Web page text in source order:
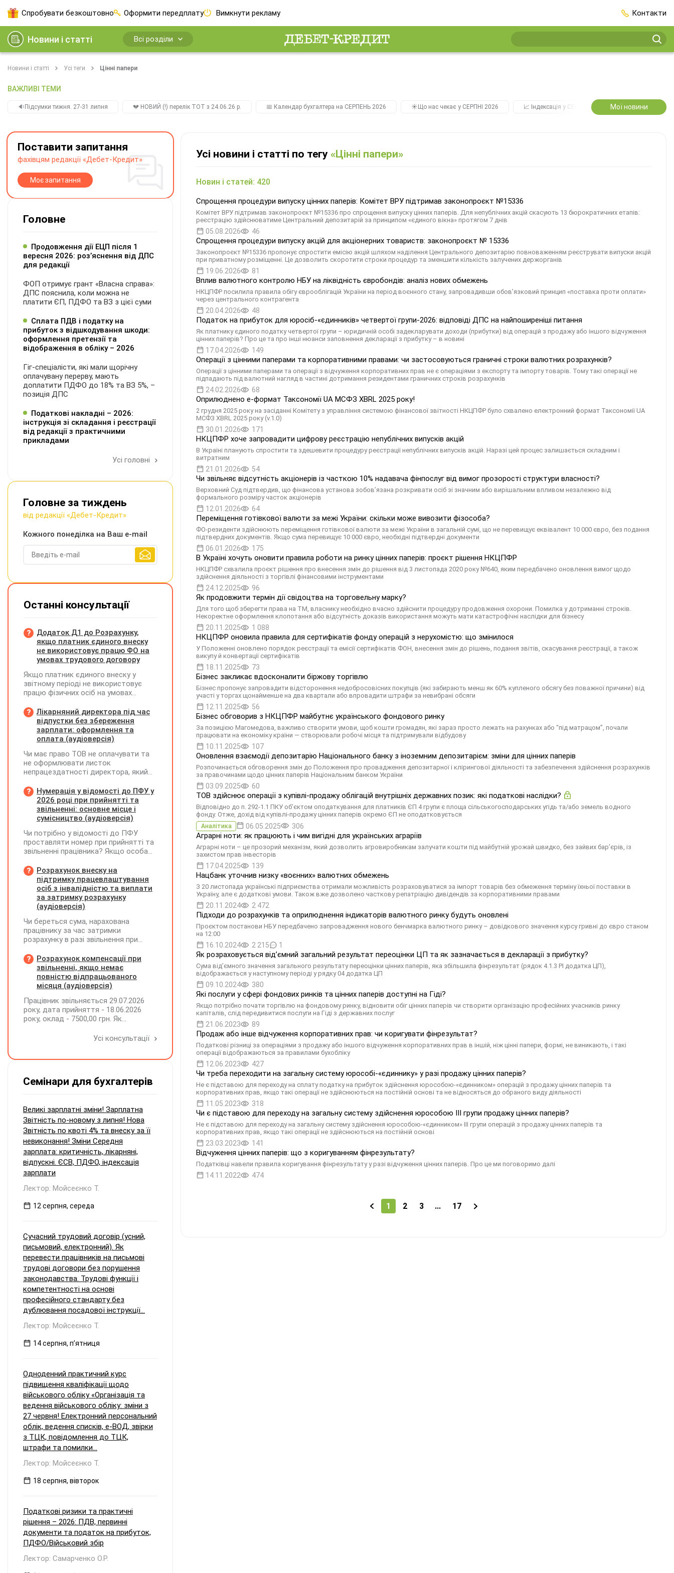
Спробувати безкоштовно Оформити передплату Вимкнути рекламу Контакти
Новини і статті Всі розділи
Новини і статті Усі теги Цінні папери
ВАЖЛИВІ ТЕМИ
🔉Підсумки тижня. 27-31 липня 💔 НОВИЙ (!) перелік ТОТ з 24.06.26 р. 📅 Календар бухгалтера на СЕРПЕНЬ 2026 ☀️Що нас чекає у СЕРПНІ 2026 📈 Індексація у СЕРПНІ 2️⃣0️⃣2️⃣7️⃣ Усі
Мої новини
Усі новини і статті по тегу «Цінні папери»
Новин і статей: 420
Спрощення процедури випуску цінних паперів: Комітет ВРУ підтримав законопроєкт №15336
Комітет ВРУ підтримав законопроєкт №15336 про спрощення випуску цінних паперів. Для непублічних акцій скасують 13 бюрократичних етапів:
реєстрацію здійснюватиме Центральний депозитарій за принципом «єдиного вікна» протягом 7 днів
05.08.2026 46
Спрощення процедури випуску акцій для акціонерних товариств: законопроєкт № 15336
Законопроєкт №15336 пропонує спростити емісію акцій шляхом наділення Центрального депозитарію повноваженням реєструвати випуски акцій
при приватному розміщенні. Це дозволить скоротити строки процедур та зменшити кількість залучених держорганів
19.06.2026 81
Вплив валютного контролю НБУ на ліквідність євробондів: аналіз нових обмежень
НКЦПФР посилила правила обігу єврооблігацій України на період воєнного стану, запровадивши обов’язковий принцип «поставка проти оплати»
через центрального контрагента
20.04.2026 48
Податок на прибуток для юросіб-«єдинників» четвертої групи-2026: відповіді ДПС на найпоширеніші питання
Як платнику єдиного податку четвертої групи – юридичній особі задекларувати доходи (прибутки) від операцій з продажу або іншого відчуження
цінних паперів? Про це та про інші нюанси заповнення декларації з прибутку – в новині
17.04.2026 149
Операції з цінними паперами та корпоративними правами: чи застосовуються граничні строки валютних розрахунків?
Операції з цінними паперами та операції з відчуження корпоративних прав не є операціями з експорту та імпорту товарів. Тому такі операції не
підпадають під валютний нагляд в частині дотримання резидентами граничних строків розрахунків
24.02.2026 68
Оприлюднено е-формат Таксономії UA МСФЗ XBRL 2025 року!
2 грудня 2025 року на засіданні Комітету з управління системою фінансової звітності НКЦПФР було схвалено електронний формат Таксономії UA
МСФЗ XBRL 2025 року (v.1.0)
30.01.2026 171
НКЦПФР хоче запровадити цифрову реєстрацію непублічних випусків акцій
В Україні планують спростити та здешевити процедуру реєстрації непублічних випусків акцій. Наразі цей процес залишається складним і
витратним
21.01.2026 54
Чи звільняє відсутність акціонерів із часткою 10% надавача фінпослуг від вимог прозорості структури власності?
Верховний Суд підтвердив, що фінансова установа зобов’язана розкривати осіб зі значним або вирішальним впливом незалежно від
формального розміру часток акціонерів
12.01.2026 64
Переміщення готівкової валюти за межі України: скільки може вивозити фізособа?
ФО-резиденти здійснюють переміщення готівкової валюти за межі України в загальній сумі, що не перевищує еквівалент 10 000 євро, без подання
підтвердних документів. Якщо сума перевищує 10 000 євро, необхідні підтвердні документи
06.01.2026 175
В Україні хочуть оновити правила роботи на ринку цінних паперів: проєкт рішення НКЦПФР
НКЦПФР схвалила проєкт рішення про внесення змін до рішення від 3 листопада 2020 року №640, яким передбачено оновлення вимог щодо
здійснення діяльності з торгівлі фінансовими інструментами
24.12.2025 96
Як продовжити термін дії свідоцтва на торговельну марку?
Для того щоб зберегти права на ТМ, власнику необхідно вчасно здійснити процедуру продовження охорони. Помилка у дотриманні строків.
Некоректне оформлення клопотання або відсутність доказів використання можуть мати катастрофічні наслідки для бізнесу
20.11.2025 1 088
НКЦПФР оновила правила для сертифікатів фонду операцій з нерухомістю: що змінилося
У Положенні оновлено порядок реєстрації та емісії сертифікатів ФОН, внесення змін до рішень, подання звітів, скасування реєстрації, а також
викупу й конвертації сертифікатів
18.11.2025 73
Бізнес закликає вдосконалити біржову торгівлю
Бізнес пропонує запровадити відсторонення недобросовісних покупців (які забирають менш як 60% купленого обсягу без поважної причини) від
участі у торгах щонайменше на два квартали або впровадити штрафи за невибрані обсяги
12.11.2025 56
Бізнес обговорив з НКЦПФР майбутнє українського фондового ринку
За позицією Магомедова, важливо створити умови, щоб кошти громадян, які зараз просто лежать на рахунках або “під матрацом”, почали
працювати на економіку країни — створювали робочі місця та підтримували відбудову
10.11.2025 107
Оновлення взаємодії депозитарію Національного банку з іноземним депозитарієм: зміни для цінних паперів
Розпочинається обговорення змін до Положення про провадження депозитарної і клірингової діяльності та забезпечення здійснення розрахунків
за правочинами щодо цінних паперів Національним банком України
03.09.2025 60
ТОВ здійснює операції з купівлі-продажу облігацій внутрішніх державних позик: які податкові наслідки?
Відповідно до п. 292-1.1 ПКУ об’єктом оподаткування для платників ЄП 4 групи є площа сільськогосподарських угідь та/або земель водного
фонду. Отже, дохід від купівлі-продажу цінних паперів окремо ЄП не оподатковується
Аналітика 06.05.2025 306
Аграрні ноти: як працюють і чим вигідні для українських аграріїв
Аграрні ноти – це прозорий механізм, який дозволить агровиробникам залучати кошти під майбутній урожай швидко, без зайвих бар’єрів, із
захистом прав інвесторів
17.04.2025 139
Нацбанк уточнив низку «воєнних» валютних обмежень
З 20 листопада українські підприємства отримали можливість розраховуватися за імпорт товарів без обмеження терміну їхньої поставки в
Україну, але є додаткові умови. Також вже дозволено часткову репатріацію дивідендів за корпоративними правами
20.11.2024 2 472
Підходи до розрахунків та оприлюднення індикаторів валютного ринку будуть оновлені
Проєктом постанови НБУ передбачено запровадження нового бенчмарка валютного ринку – довідкового значення курсу гривні до євро станом
на 12:00
16.10.2024 2 215 1
Як розраховується від’ємний загальний результат переоцінки ЦП та як зазначається в декларації з прибутку?
Cума від’ємного значення загального результату переоцінки цінних паперів, яка збільшила фінрезультат (рядок 4.1.3 РІ додатка ЦП),
відображається у наступному періоді у рядку 04 додатка ЦП
09.10.2024 380
Які послуги у сфері фондових ринків та цінних паперів доступні на Гіді?
Якщо потрібно почати торгівлю на фондовому ринку, відновити обіг цінних паперів чи створити організацію професійних учасників ринку
капіталів, слід передивитися послуги на Гіді з державних послуг
21.06.2023 89
Продаж або інше відчуження корпоративних прав: чи коригувати фінрезультат?
Податкові різниці за операціями з продажу або іншого відчуження корпоративних прав в іншій, ніж цінні папери, формі, не виникають, і такі
операції відображаються за правилами бухобліку
12.06.2023 427
Чи треба переходити на загальну систему юрособі-«єдиннику» у разі продажу цінних паперів?
Не є підставою для переходу на сплату податку на прибуток здійснення юрособою-«єдинником» операцій з продажу цінних паперів та
корпоративних прав, якщо такі операції не здійснюються на постійній основі та не відносяться до обраного виду діяльності
11.05.2023 318
Чи є підставою для переходу на загальну систему здійснення юрособою ІІІ групи продажу цінних паперів?
Не є підставою для переходу на загальну систему здійснення юрособою-«єдинником» ІІІ групи операцій з продажу цінних паперів та
корпоративних прав, якщо такі операції не здійснюються на постійній основі
23.03.2023 141
Відчуження цінних паперів: що з коригуванням фінрезультату?
Податківці навели правила коригування фінрезультату у разі відчуження цінних паперів. Про це ми поговоримо далі
14.11.2022 474
1 2 3 ... 17
Поставити запитання
фахівцям редакції «Дебет-Кредит»
Моє запитання
Головне
Продовження дії ЕЦП після 1
вересня 2026: розʼяснення від ДПС
для редакції
ФОП отримує грант «Власна справа»:
ДПС пояснила, коли можна не
платити ЄП, ПДФО та ВЗ з цієї суми
Сплата ПДВ і податку на
прибуток з відшкодування шкоди:
оформлення претензії та
відображення в обліку – 2026
Гіг-спеціалісти, які мали щорічну
оплачувану перерву, мають
доплатити ПДФО до 18% та ВЗ 5%, –
позиція ДПС
Податкові накладні – 2026:
інструкція зі складання і реєстрації
від редакції з практичними
прикладами
Усі головні
Головне за тиждень
від редакції «Дебет-Кредит»
Кожного понеділка на Ваш e-mail
Останні консультації
Додаток Д1 до Розрахунку,
якщо платник єдиного внеску
не використовує працю ФО на
умовах трудового договору
Якщо платник єдиного внеску у
звітному періоді не використовує
працю фізичних осіб на умовах
на інших умовах, передбачених
законодавством, Додаток Д1/
Додаток ФІЗ-Д1 за відповідний
період не подається
Лікарняний директора під час
відпустки без збереження
зарплати: оформлення та
оплата (аудіоверсія)
Чи має право ТОВ не оплачувати та
не оформлювати листок
непрацездатності директора, який
збереження заробітної плати під час
призупинення діяльності
підприємства?
Нумерація у відомості до ПФУ у
2026 році при прийнятті та
звільненні: основне місце і
сумісництво (аудіоверсія)
Чи потрібно у відомості до ПФУ
проставляти номер при прийнятті та
звільненні працівника? Якщо особа
місцем роботи та за сумісництвом,
чи рахується це як два роботодавці?
Розрахунок внеску на
підтримку працевлаштування
осіб з інвалідністю та виплати
за затримку розрахунку
(аудіоверсія)
Чи береться сума, нарахована
працівнику за час затримки
розрахунку в разі звільнення при
заробітної плати (винагороди), для
розрахунку внеску на підтримку
працевлаштування осіб з
інвалідністю?
Розрахунок компенсації при
звільненні, якщо немає
повністю відпрацьованого
місяця (аудіоверсія)
Працівник звільняється 29.07.2026
року, дата прийняття - 18.06.2026
року, оклад - 7500,00 грн. Як
невикористаних днів відпустки при
Усі консультації
Семінари для бухгалтерів
Великі зарплатні зміни! Зарплатна
Звітність по-новому з липня! Нова
Звітність по квоті 4% та внеску за її
невиконання! Зміни Середня
зарплата: критичність, лікарняні,
відпускні. ЄСВ, ПДФО, індексація
зарплати
Лектор: Мойсеєнко Т.
12 серпня, середа
Сучасний трудовий договір (усний,
письмовий, електронний). Як
перевести працівників на письмові
трудові договори без порушення
законодавства. Трудові функції і
компетентності на основі
професійного стандарту без
дублювання посадової інструкції...
Лектор: Мойсеєнко Т.
14 серпня, пʼятниця
Одноденний практичний курс
підвищення кваліфікації щодо
військового обліку «Організація та
ведення військового обліку: зміни з
27 червня! Електронний персональний
облік, ведення списків, е-ВОД, звірки
з ТЦК, повідомлення до ТЦК,
штрафи та помилки...
Лектор: Мойсеєнко Т.
18 серпня, вівторок
Податкові ризики та практичні
рішення – 2026: ПДВ, первинні
документи та податок на прибуток,
ПДФО/Військовий збір
Лектор: Самарченко О.Р.